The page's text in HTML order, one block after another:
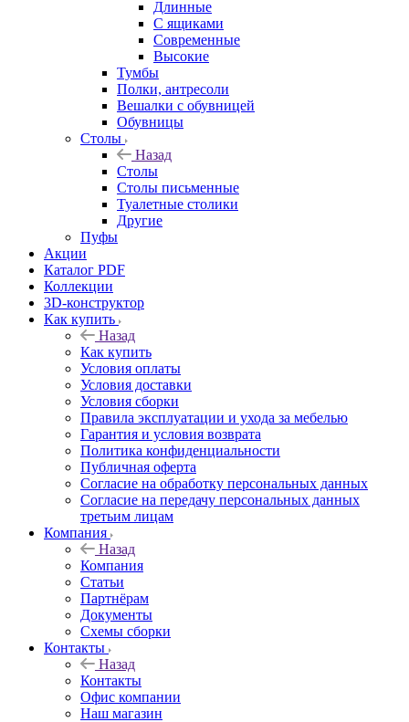
Длинные
С ящиками
Современные
Высокие
Тумбы
Полки, антресоли
Вешалки с обувницей
Обувницы
Столы
Назад
Столы
Столы письменные
Туалетные столики
Другие
Пуфы
Акции
Каталог PDF
Коллекции
3D-конструктор
Как купить
Назад
Как купить
Условия оплаты
Условия доставки
Условия сборки
Правила эксплуатации и ухода за мебелью
Гарантия и условия возврата
Политика конфиденциальности
Публичная оферта
Согласие на обработку персональных данных
Согласие на передачу персональных данных
третьим лицам
Компания
Назад
Компания
Статьи
Партнёрам
Документы
Схемы сборки
Контакты
Назад
Контакты
Офис компании
Наш магазин